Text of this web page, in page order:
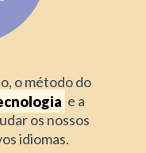
o método do
e a
os nossos
idiomas.